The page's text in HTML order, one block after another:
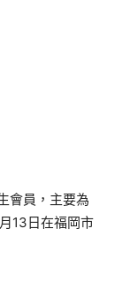
會員，主要為
13日在福岡市